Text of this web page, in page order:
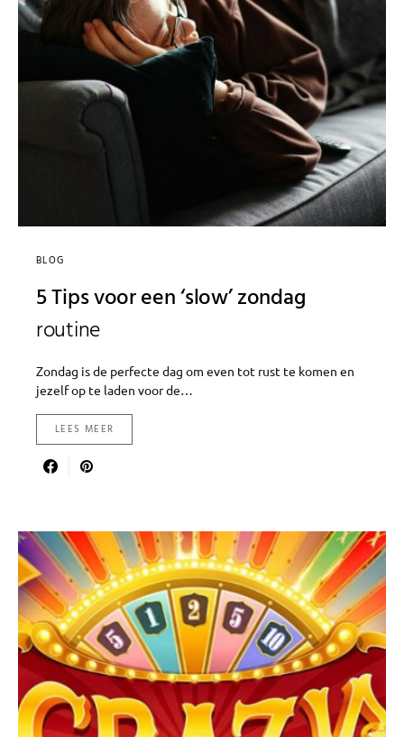
BLOG
5 Tips voor een ‘slow’ zondag
routine
Zondag is de perfecte dag om even tot rust te komen en
jezelf op te laden voor de…
LEES MEER